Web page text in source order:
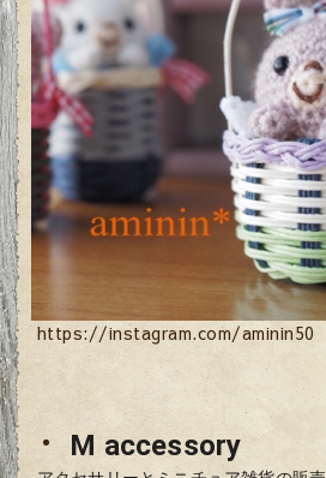
https://instagram.com/aminin50
・ M accessory